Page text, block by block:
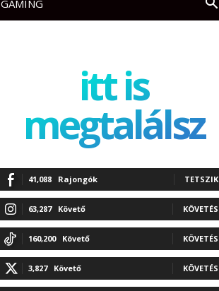
GAMING
itt is
megtalálsz
41,088 Rajongók TETSZIK
63,287 Követő KÖVETÉS
160,200 Követő KÖVETÉS
3,827 Követő KÖVETÉS